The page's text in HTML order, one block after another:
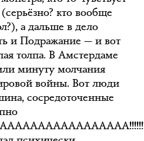
кто вообще
а дальше в дело
и Подражание — и вот
толпа. В Амстердаме
минуту молчания
войны. Вот люди
сосредоточенные